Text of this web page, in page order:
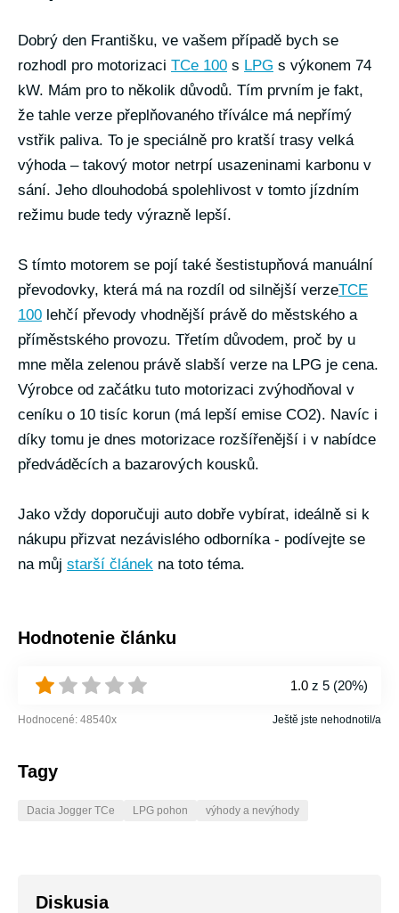
Dobrý den Františku, ve vašem případě bych se
rozhodl pro motorizaci TCe 100 s LPG s výkonem 74
kW. Mám pro to několik důvodů. Tím prvním je fakt,
že tahle verze přeplňovaného tříválce má nepřímý
vstřik paliva. To je speciálně pro kratší trasy velká
výhoda – takový motor netrpí usazeninami karbonu v
sání. Jeho dlouhodobá spolehlivost v tomto jízdním
režimu bude tedy výrazně lepší.
S tímto motorem se pojí také šestistupňová manuální
převodovky, která má na rozdíl od silnější verzeTCE
100 lehčí převody vhodnější právě do městského a
příměstského provozu. Třetím důvodem, proč by u
mne měla zelenou právě slabší verze na LPG je cena.
Výrobce od začátku tuto motorizaci zvýhodňoval v
ceníku o 10 tisíc korun (má lepší emise CO2). Navíc i
díky tomu je dnes motorizace rozšířenější i v nabídce
předváděcích a bazarových kousků.
Jako vždy doporučuji auto dobře vybírat, ideálně si k
nákupu přizvat nezávislého odborníka - podívejte se
na můj starší článek na toto téma.
Hodnotenie článku
1.0 z 5 (20%)
Hodnocené: 48540x Ještě jste nehodnotil/a
Tagy
Dacia Jogger TCe LPG pohon výhody a nevýhody
Diskusia